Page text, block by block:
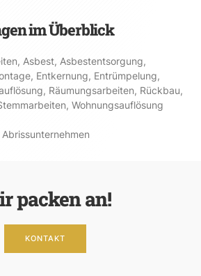
im Überblick
, Asbest, Asbestentsorgung,
, Entkernung, Entrümpelung,
, Räumungsarbeiten, Rückbau,
, Wohnungsauflösung
packen an!
KONTAKT